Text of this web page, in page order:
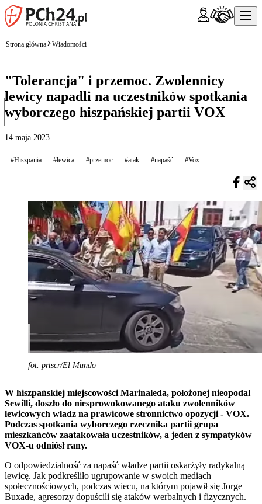
Strona główna Wiadomości
"Tolerancja" i przemoc. Zwolennicy
lewicy napadli na uczestników spotkania
wyborczego hiszpańskiej partii VOX
14 maja 2023
#Hiszpania #lewica #przemoc #atak #napaść #Vox
fot. prtscr/El Mundo
W hiszpańskiej miejscowości Marinaleda, położonej nieopodal
Sewilli, doszło do niesprowokowanego ataku zwolenników
lewicowych władz na prawicowe stronnictwo opozycji - VOX.
Podczas spotkania wyborczego rzecznika partii grupa
mieszkańców zaatakowała uczestników, a jeden z sympatyków
VOX-u odniósł rany.
O odpowiedzialność za napaść władze partii oskarżyły radykalną
lewicę. Jak podkreśliło ugrupowanie w swoich mediach
społecznościowych, podczas wiecu, na którym pojawił się Jorge
Buxade, agresorzy dopuścili się ataków werbalnych i fizycznych.